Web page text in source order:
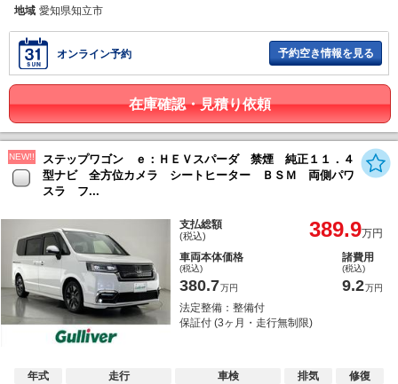
地域 愛知県知立市
オンライン予約 予約空き情報を見る
在庫確認・見積り依頼
NEW!!
ステップワゴン ｅ：ＨＥＶスパーダ 禁煙 純正１１．４
型ナビ 全方位カメラ シートヒーター ＢＳＭ 両側パワ
スラ フ...
支払総額
(税込) 389.9万円
車両本体価格
(税込)
380.7万円
諸費用
(税込)
9.2万円
法定整備：整備付
保証付 (3ヶ月・走行無制限)
年式
走行
車検
排気
修復